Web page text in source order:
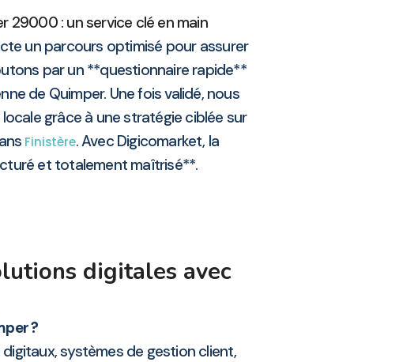
29000 : un service clé en main
un parcours optimisé pour assurer
par un **questionnaire rapide**
de Quimper. Une fois validé, nous
grâce à une stratégie ciblée sur
Finistère. Avec Digicomarket, la
et totalement maîtrisé**.
digitales avec
?
systèmes de gestion client,